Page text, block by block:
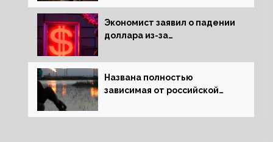
Экономист заявил о падении
доллара из-за
Названа полностью
зависимая от российской